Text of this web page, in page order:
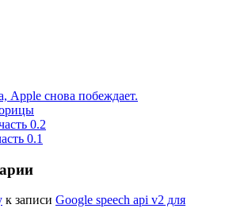
Apple снова побеждает.
0.2
0.1
к записи Google speech api v2 для